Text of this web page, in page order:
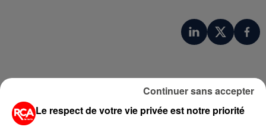
Le respect de votre vie privée est notre priorité
Continuer sans accepter